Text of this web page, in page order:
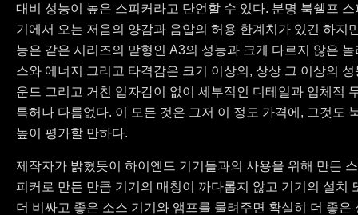
대비 성능이 높은 스피커라고 단언할 수 있다. 분명 북쉘프
기에서 오는 저음의 양감과 음압의 허용 한계치가 있긴 하지
능은 같은 시리즈의 맏형인 A3의 성능과 크게 다르지 않은
스와 에너지 그리고 타격감은 크기 이상의, 상상 그 이상의
운드 그리고 거친 입자감이 없이 세부적인 디테일과 입체적
특허나 다름없다. 이 모든 것은 그저 이 정도 가격에, 그것도
높이 평가할 만하다.
제작자가 밝혔듯이 하이엔드 기기들과의 사용을 위해 만든
피커로 만든 만큼 기기의 매칭이 까다롭지 않고 기기의 설치
더 비싸고 좋은 소스 기기와 앰프를 물려주면 확실히 더 좋